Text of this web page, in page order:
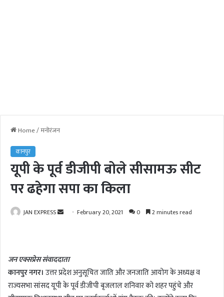
Home/मनोरंजन
कानपुर
यूपी के पूर्व डीजीपी बोले सीसामऊ सीट
पर ढहेगा सपा का किला
JAN EXPRESS
a
n
e
February 20, 2021 0 2 minutes read
जन एक्सप्रेस संवाददाता
कानपुर नगर। उत्तर प्रदेश अनुसूचित जाति और जनजाति आयोग के अध्यक्ष व
राज्यसभा सांसद यूपी के पूर्व डीजीपी बृजलाल शनिवार को शहर पहुंचे और